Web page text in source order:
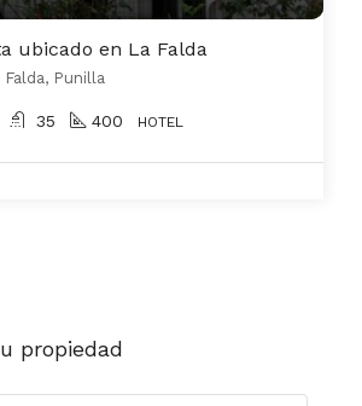
ubicado en La Falda
Falda, Punilla
35 400 HOTEL
propiedad